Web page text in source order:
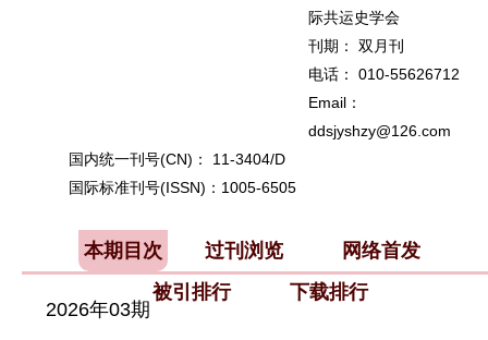
际共运史学会
刊期： 双月刊
电话： 010-55626712
Email：
ddsjyshzy@126.com
国内统一刊号(CN)： 11-3404/D
国际标准刊号(ISSN)：1005-6505
本期目次 过刊浏览
网络首发
被引排行
下载排行
2026年03期